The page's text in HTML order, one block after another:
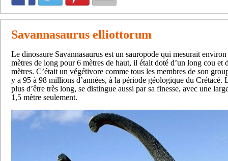
Savannasaurus elliottorum
Le dinosaure Savannasaurus est un sauropode qui mesurait
mètres de long pour 6 mètres de haut, il était doté d’un long cou et
mètres. C’était un végétivore comme tous les membres de son
y a 95 à 98 millions d’années, à la période géologique du Crétacé.
plus d’être très long, se distingue aussi par sa finesse, avec une
1,5 mètre seulement.